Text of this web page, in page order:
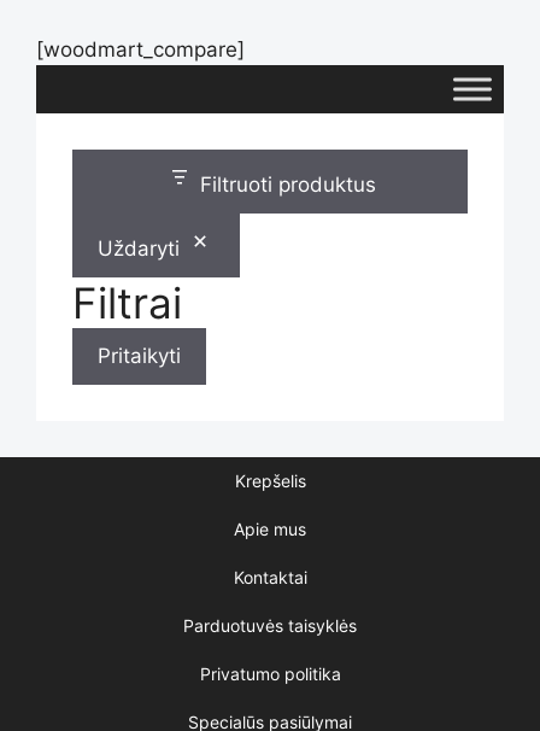
[woodmart_compare]
Filtruoti produktus
Uždaryti
Filtrai
Pritaikyti
Krepšelis
Apie mus
Kontaktai
Parduotuvės taisyklės
Privatumo politika
Specialūs pasiūlymai